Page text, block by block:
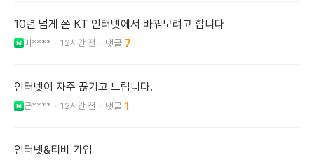
10년 넘게 쓴 KT 인터넷에서 바꿔보려고 합니다
미**** 12시간 전 7
인터넷이 자주 끊기고 느립니다.
근**** 12시간 전 1
인터넷&티비 가입